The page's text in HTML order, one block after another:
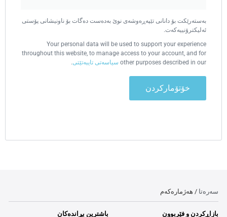
بەستەرێکت بۆ دانانی تێپەڕەوشەی نوێ بەدەست دەگات بۆ ناونیشانی پۆستی
ئەلیکترۆنییەکەت.
Your personal data will be used to support your experience
throughout this website, to manage access to your account, and for
other purposes described in our سیاسەتی تایبەتێتی.
خۆتۆمارکردن
سەرەتا / هەژمارەکەم
بازاڕکردن و فێربوون
باشترین بڕاندەکان